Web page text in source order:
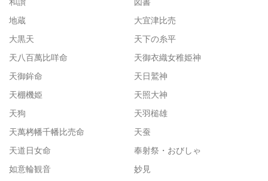
地蔵
大宜津比売
大黒天
天下の糸平
天八百萬比咩命
天御衣織女稚姫神
天御鉾命
天日鷲神
天棚機姫
天照大神
天狗
天羽槌雄
天萬栲幡千幡比売命
天蚕
天道日女命
奉射祭・おびしゃ
如意輪観音
妙見